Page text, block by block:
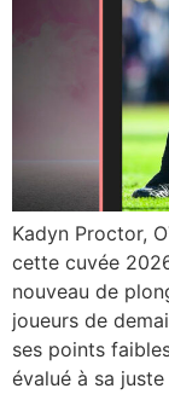
Kadyn Proctor,
cette cuvée
nouveau de
joueurs de
ses points
évalué à sa